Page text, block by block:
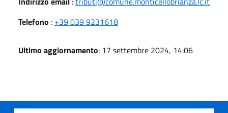
Telefono : +39 039 9231618
Ultimo aggiornamento: 17 settembre 2024, 14:06